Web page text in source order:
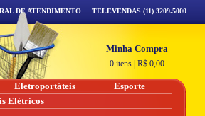
DE ATENDIMENTO TELEVENDAS (11) 3209.5000
Minha Compra
0 itens R$ 0,00
Eletroportáteis
Esporte
Elétricos